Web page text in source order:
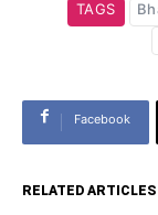
TAGS
Facebook
RELATED ARTICLES